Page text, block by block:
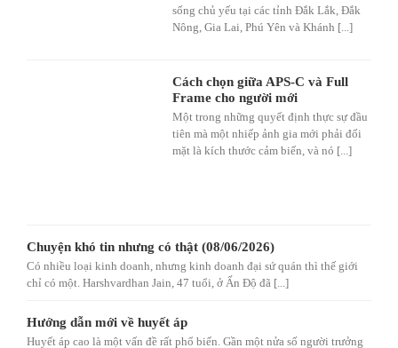
sống chủ yếu tại các tỉnh Đắk Lắk, Đắk
Nông, Gia Lai, Phú Yên và Khánh [...]
Cách chọn giữa APS-C và Full
Frame cho người mới
Một trong những quyết định thực sự đầu
tiên mà một nhiếp ảnh gia mới phải đối
mặt là kích thước cảm biến, và nó [...]
Chuyện khó tin nhưng có thật (08/06/2026)
Có nhiều loại kinh doanh, nhưng kinh doanh đại sứ quán thì thế giới
chỉ có một. Harshvardhan Jain, 47 tuổi, ở Ấn Độ đã [...]
Hướng dẫn mới về huyết áp
Huyết áp cao là một vấn đề rất phổ biến. Gần một nửa số người trưởng